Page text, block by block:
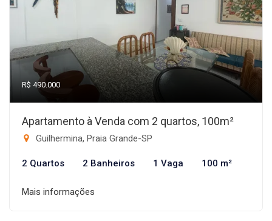
R$ 490.000
Apartamento à Venda com 2 quartos, 100m²
Guilhermina, Praia Grande-SP
2 Quartos 2 Banheiros 1 Vaga 100 m²
Mais informações